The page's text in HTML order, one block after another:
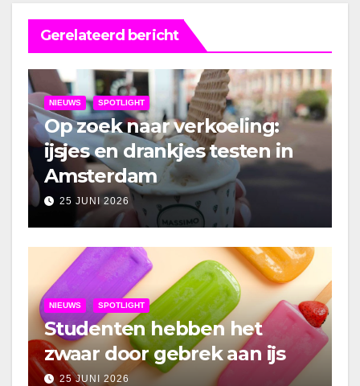
Gerelateerd bericht
NIEUWS SPOTLIGHT
Op zoek naar verkoeling:
ijsjes en drankjes testen in
Amsterdam
25 JUNI 2026
NIEUWS SPOTLIGHT
Studenten hebben het
zwaar door gebrek aan ijs
25 JUNI 2026